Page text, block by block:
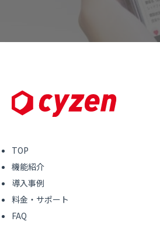
TOP
機能紹介
導入事例
料金・サポート
FAQ